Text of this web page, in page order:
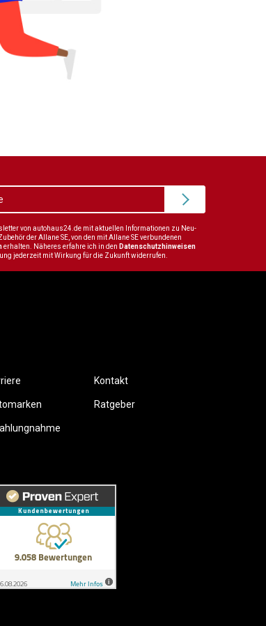
von autohaus24.de mit aktuellen Informationen zu Neu-
der Allane SE, von den mit Allane SE verbundenen
erhalten. Näheres erfahre ich in den Datenschutzhinweisen
jederzeit mit Wirkung für die Zukunft widerrufen.
Kontakt
Ratgeber